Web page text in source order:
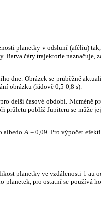
planetky v odsluní (aféliu)
čáry trajektorie naznačuje,
dne. Obrázek se průběžně
obrázku (řádově 0,5-0,8 s).
delší časové období.
průletu poblíž Jupiteru se může
albedo A = 0,09. Pro výpočet
planetky ve vzdálenosti 1 au
planetek, pro ostatní se používá